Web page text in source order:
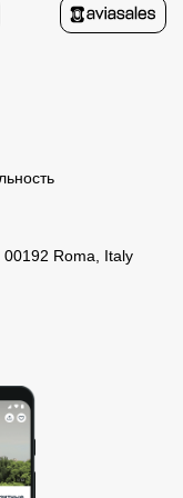
00192 Roma, Italy